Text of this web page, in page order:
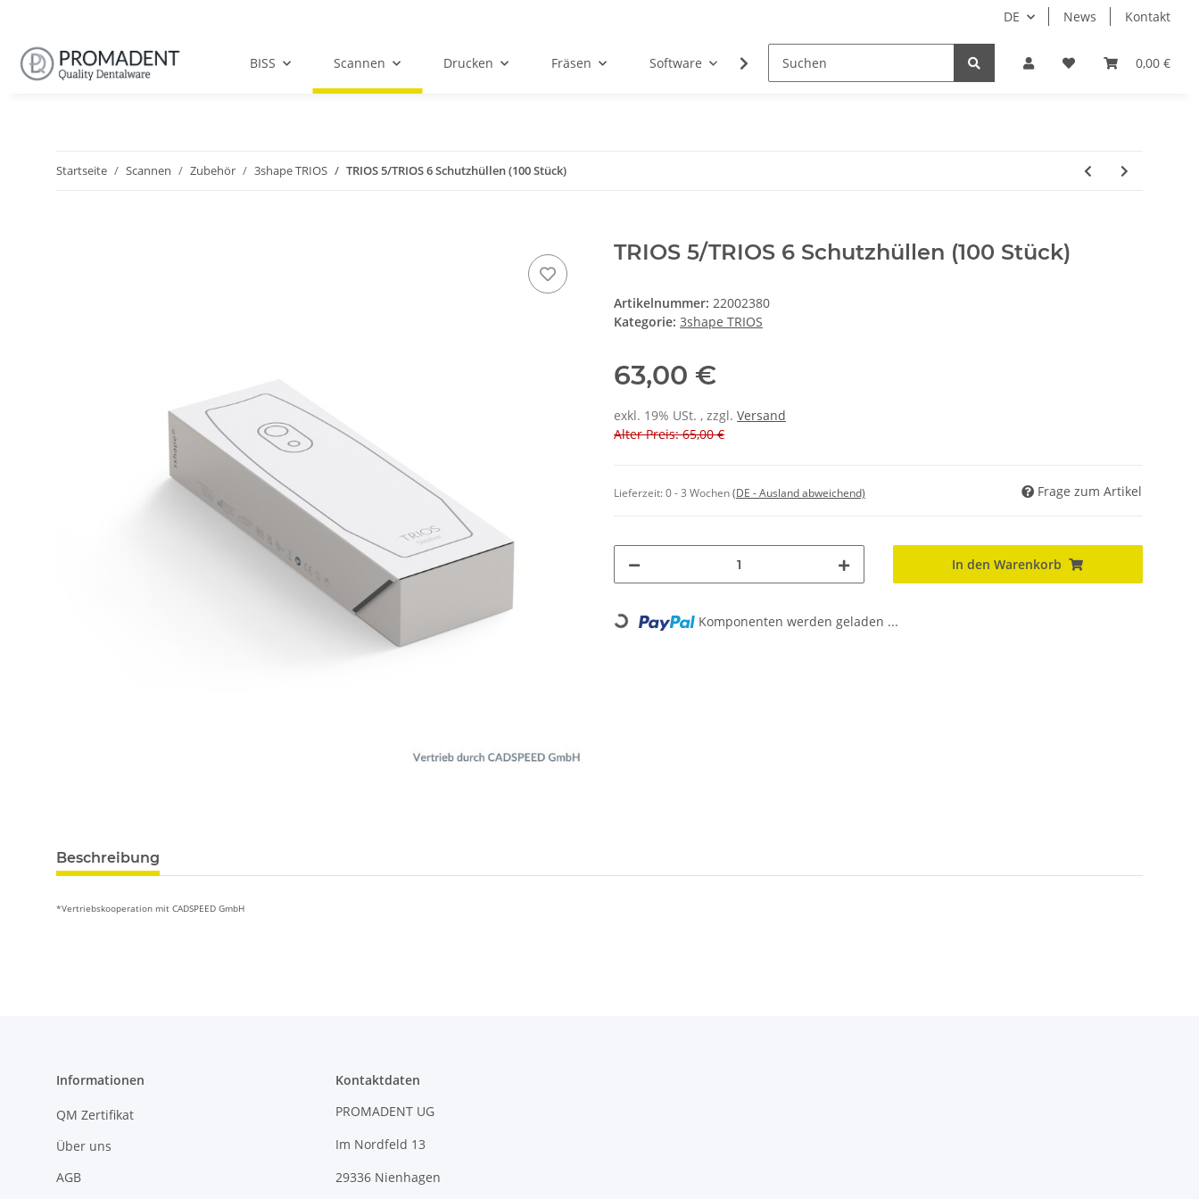
DE News Kontakt
0,00 €
BISS Scannen Drucken Fräsen Software Dental Droid Bundle Support
Startseite Scannen Zubehör 3shape TRIOS TRIOS 5/TRIOS 6 Schutzhüllen (100 Stück)
TRIOS 5/TRIOS 6 Schutzhüllen (100 Stück)
Artikelnummer: 22002380
Kategorie: 3shape TRIOS
63,00 €
exkl. 19% USt. , zzgl. Versand
Alter Preis: 65,00 €
Lieferzeit:0 - 3 Wochen(DE - Ausland abweichend) Frage zum Artikel
In den Warenkorb
Loading... Komponenten werden geladen ...
Beschreibung
*Vertriebskooperation mit CADSPEED GmbH
Informationen
QM Zertifikat
Über uns
AGB
Kontaktdaten
PROMADENT UG
Im Nordfeld 13
29336 Nienhagen